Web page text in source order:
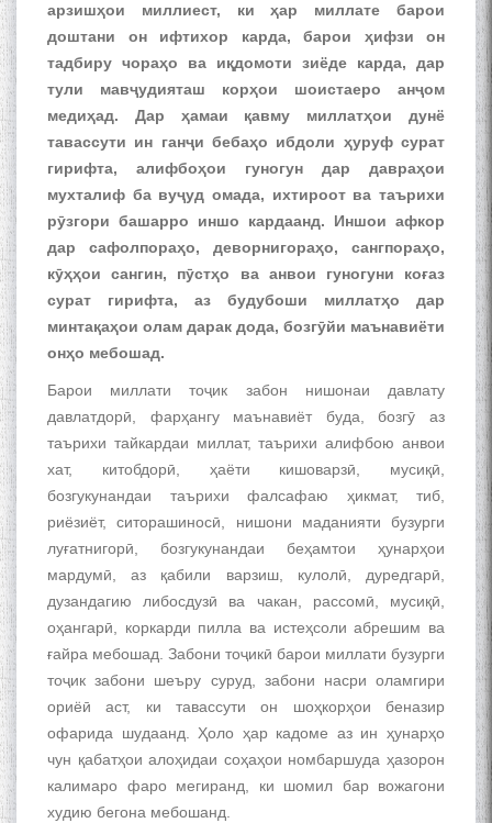
арзишҳои миллиест, ки ҳар миллате барои
доштани он ифтихор карда, барои ҳифзи он
тадбиру чораҳо ва иқдомоти зиёде карда, дар
тули мавҷудияташ корҳои шоистаеро анҷом
медиҳад. Дар ҳамаи қавму миллатҳои дунё
тавассути ин ганҷи бебаҳо ибдоли ҳуруф сурат
гирифта, алифбоҳои гуногун дар давраҳои
мухталиф ба вуҷуд омада, ихтироот ва таърихи
рӯзгори башарро иншо кардаанд. Иншои афкор
дар сафолпораҳо, деворнигораҳо, сангпораҳо,
кӯҳҳои сангин, пӯстҳо ва анвои гуногуни коғаз
сурат гирифта, аз будубоши миллатҳо дар
минтақаҳои олам дарак дода, бозгӯйи маънавиёти
онҳо мебошад.
Барои миллати тоҷик забон нишонаи давлату
давлатдорӣ, фарҳангу маънавиёт буда, бозгӯ аз
таърихи тайкардаи миллат, таърихи алифбою анвои
хат, китобдорӣ, ҳаёти кишоварзӣ, мусиқӣ,
бозгукунандаи таърихи фалсафаю ҳикмат, тиб,
риёзиёт, ситорашиносӣ, нишони маданияти бузурги
луғатнигорӣ, бозгукунандаи беҳамтои ҳунарҳои
мардумӣ, аз қабили варзиш, кулолӣ, дуредгарӣ,
дузандагию либосдузӣ ва чакан, рассомӣ, мусиқӣ,
оҳангарӣ, коркарди пилла ва истеҳсоли абрешим ва
ғайра мебошад. Забони тоҷикӣ барои миллати бузурги
тоҷик забони шеъру суруд, забони насри оламгири
ориёӣ аст, ки тавассути он шоҳкорҳои беназир
офарида шудаанд. Ҳоло ҳар кадоме аз ин ҳунарҳо
чун қабатҳои алоҳидаи соҳаҳои номбаршуда ҳазорон
калимаро фаро мегиранд, ки шомил бар вожагони
худию бегона мебошанд.